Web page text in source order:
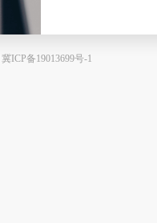
ICP备19013699号-1